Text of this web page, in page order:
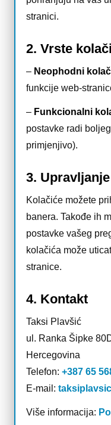
stranici.
2. Vrste
– Neophodni
funkcije web-
– Funkcionalni
postavke radi
primjenjivo).
3.
Kolačiće možete
banera. Takođe ih
postavke vašeg
kolačića može
stranice.
4. Kontakt
Taksi Plavšić
ul. Ranka Šipke
Hercegovina
Telefon: +387 65
E-mail:
Više informacija: